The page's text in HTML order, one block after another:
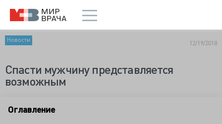
Новости 12/19/2018
Спасти мужчину представляется
возможным
Оглавление